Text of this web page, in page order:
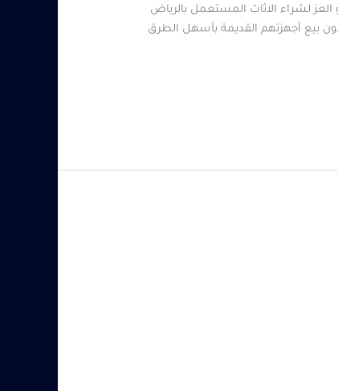
لشراء الاثاث المستعمل بالرياض
بيع أجهزتهم القديمة بأسهل الطرق